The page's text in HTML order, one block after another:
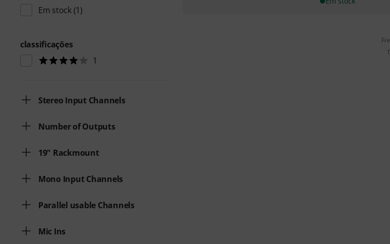
Em stock(1)
classificações
1
Stereo Input Channels
Number of Outputs
19" Rackmount
Mono Input Channels
Parallel usable Channels
Mic Ins